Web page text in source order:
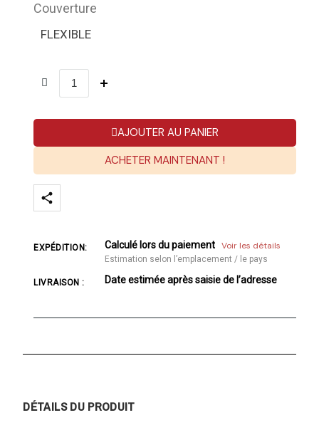
Couverture
FLEXIBLE
AJOUTER AU PANIER
ACHETER MAINTENANT !
EXPÉDITION: Calculé lors du paiement Voir les détails
Estimation selon l’emplacement / le pays
LIVRAISON : Date estimée après saisie de l’adresse
DÉTAILS DU PRODUIT